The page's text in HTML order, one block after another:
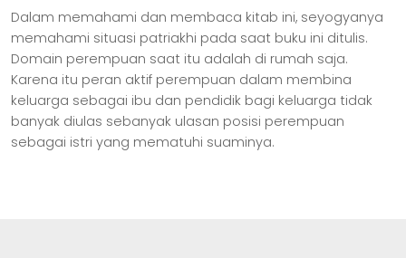
Dalam memahami dan membaca kitab ini, seyogyanya
memahami situasi patriakhi pada saat buku ini ditulis.
Domain perempuan saat itu adalah di rumah saja.
Karena itu peran aktif perempuan dalam membina
keluarga sebagai ibu dan pendidik bagi keluarga tidak
banyak diulas sebanyak ulasan posisi perempuan
sebagai istri yang mematuhi suaminya.